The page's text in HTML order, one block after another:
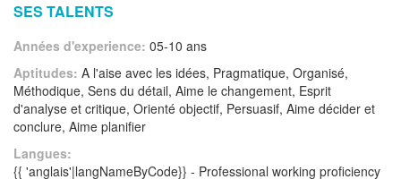
SES TALENTS
Années d'experience: 05-10 ans
Aptitudes: A l'aise avec les idées, Pragmatique, Organisé,
Méthodique, Sens du détail, Aime le changement, Esprit
d'analyse et critique, Orienté objectif, Persuasif, Aime décider et
conclure, Aime planifier
Langues:
{{ 'anglais'|langNameByCode}} - Professional working proficiency